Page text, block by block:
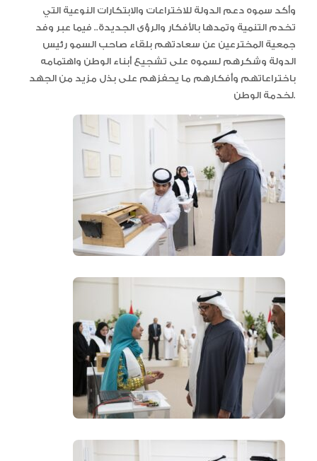
وأكد سموه دعم الدولة للاختراعات والابتكارات النوعية التي
تخدم التنمية وتمدها بالأفكار والرؤى الجديدة.. فيما عبر وفد
جمعية المخترعين عن سعادتهم بلقاء صاحب السمو رئيس
الدولة وشكرهم لسموه على تشجيع أبناء الوطن واهتمامه
باختراعاتهم وأفكارهم ما يحفزهم على بذل مزيد من الجهد
لخدمة الوطن.